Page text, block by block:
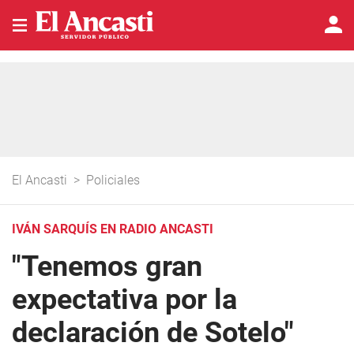
El Ancasti > Policiales
IVÁN SARQUÍS EN RADIO ANCASTI
"Tenemos gran
expectativa por la
declaración de Sotelo"